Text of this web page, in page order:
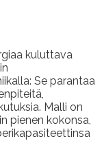
kuluttava
Se parantaa
Malli on
pienen kokonsa,